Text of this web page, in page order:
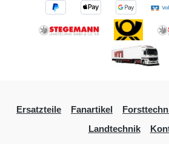
Ersatzteile Fanartikel
Landtechnik